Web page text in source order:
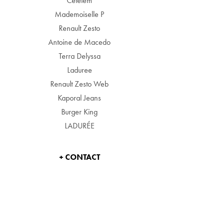
Mademoiselle P
Renault Zesto
Antoine de Macedo
Terra Delyssa
Laduree
Renault Zesto Web
Kaporal Jeans
Burger King
LADURÉE
+ CONTACT